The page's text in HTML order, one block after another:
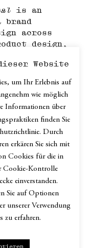
is an
brand
across
design,
the online
and
design
/ Return
Website
um Ihr Erlebnis auf
wie möglich
Informationen über
finden Sie
Durch
erkären Sie sich mit
Cookies für die in
Cookie-Kontrolle
einverstanden.
Sie auf Optionen
unserer Verwendung
zu erfahren.